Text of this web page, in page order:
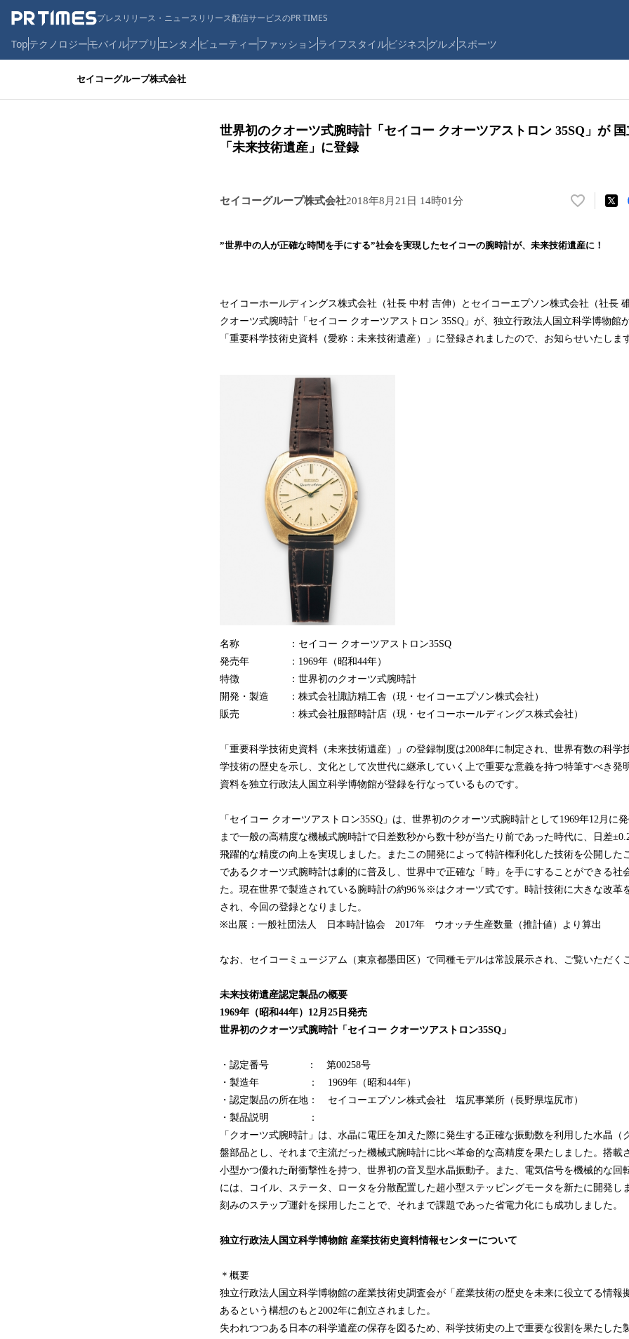
プレスリリース・ニュースリリース配信サービスのPR TIMES
Topテクノロジーモバイルアプリ エンタメ ビューティーファッションライフスタイルビジネス グルメ スポーツ
セイコーグループ株式会社
世界初のクオーツ式腕時計「セイコー クオーツアストロン 35SQ」が
「未来技術遺産」に登録
セイコーグループ株式会社2018年8月21日 14時01分
い
！
読
み
込
み
”世界中の人が正確な時間を手にする”社会を実現したセイコーの腕時計が、未来技術遺産に！
セイコーホールディングス株式会社（社長 中村 吉伸）とセイコーエプソン株式会社（社長
クオーツ式腕時計「セイコー クオーツアストロン 35SQ」が、独立行政法人国立科学博物館
「重要科学技術史資料（愛称：未来技術遺産）」に登録されましたので、お知らせいたしま
名称 ：セイコー クオーツアストロン35SQ
発売年 ：1969年（昭和44年）
特徴 ：世界初のクオーツ式腕時計
開発・製造 ：株式会社諏訪精工舎（現・セイコーエプソン株式会社）
販売 ：株式会社服部時計店（現・セイコーホールディングス株式会社）
「重要科学技術史資料（未来技術遺産）」の登録制度は2008年に制定され、世界有数の科学
学技術の歴史を示し、文化として次世代に継承していく上で重要な意義を持つ特筆すべき発
資料を独立行政法人国立科学博物館が登録を行なっているものです。
「セイコー クオーツアストロン35SQ」は、世界初のクオーツ式腕時計として1969年12月に
まで一般の高精度な機械式腕時計で日差数秒から数十秒が当たり前であった時代に、日差
飛躍的な精度の向上を実現しました。またこの開発によって特許権利化した技術を公開した
であるクオーツ式腕時計は劇的に普及し、世界中で正確な「時」を手にすることができる社
た。現在世界で製造されている腕時計の約96％※はクオーツ式です。時計技術に大きな改革
され、今回の登録となりました。
※出展：一般社団法人 日本時計協会 2017年 ウオッチ生産数量（推計値）より算出
なお、セイコーミュージアム（東京都墨田区）で同種モデルは常設展示され、ご覧いただく
未来技術遺産認定製品の概要
1969年（昭和44年）12月25日発売
世界初のクオーツ式腕時計「セイコー クオーツアストロン35SQ」
・認定番号 ： 第00258号
・製造年 ： 1969年（昭和44年）
・認定製品の所在地： セイコーエプソン株式会社 塩尻事業所（長野県塩尻市）
・製品説明 ：
「クオーツ式腕時計」は、水晶に電圧を加えた際に発生する正確な振動数を利用した水晶（
盤部品とし、それまで主流だった機械式腕時計に比べ革命的な高精度を果たしました。搭載
小型かつ優れた耐衝撃性を持つ、世界初の音叉型水晶振動子。また、電気信号を機械的な回
には、コイル、ステータ、ロータを分散配置した超小型ステッピングモータを新たに開発し
刻みのステップ運針を採用したことで、それまで課題であった省電力化にも成功しました。
独立行政法人国立科学博物館 産業技術史資料情報センターについて
＊概要
独立行政法人国立科学博物館の産業技術史調査会が「産業技術の歴史を未来に役立てる情報
あるという構想のもと2002年に創立されました。
失われつつある日本の科学遺産の保存を図るため、科学技術史の上で重要な役割を果たした